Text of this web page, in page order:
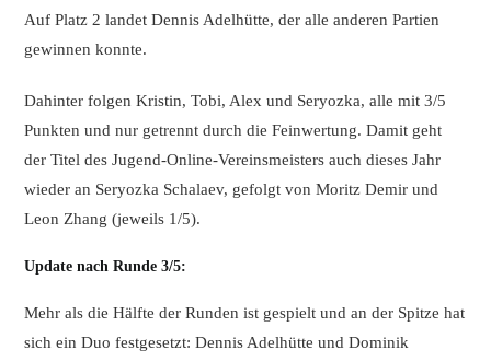
Auf Platz 2 landet Dennis Adelhütte, der alle anderen Partien
gewinnen konnte.
Dahinter folgen Kristin, Tobi, Alex und Seryozka, alle mit 3/5
Punkten und nur getrennt durch die Feinwertung. Damit geht
der Titel des Jugend-Online-Vereinsmeisters auch dieses Jahr
wieder an Seryozka Schalaev, gefolgt von Moritz Demir und
Leon Zhang (jeweils 1/5).
Update nach Runde 3/5:
Mehr als die Hälfte der Runden ist gespielt und an der Spitze hat
sich ein Duo festgesetzt: Dennis Adelhütte und Dominik